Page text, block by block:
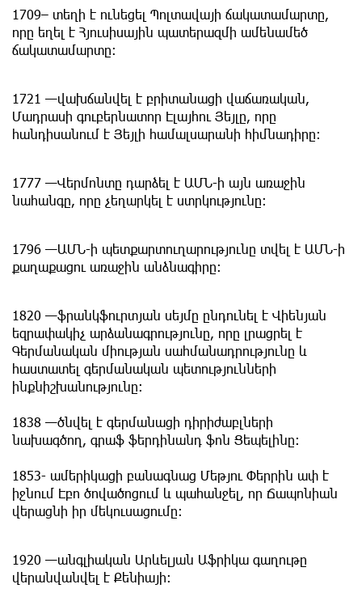
1709– տեղի է ունեցել Պոլտավայի ճակատամարտը,
որը եղել է Հյուսիսային պատերազմի ամենամեծ
ճակատամարտը:
1721 —վախճանվել է բրիտանացի վաճառական,
Մադրասի գուբերնատոր Էլայհու Յեյլը, որը
հանդիսանում է Յեյլի համալսարանի հիմնադիրը։
1777 —Վերմոնտը դարձել է ԱՄՆ-ի այն առաջին
նահանգը, որը չեղարկել է ստրկությունը։
1796 —ԱՄՆ-ի պետքարտուղարությունը տվել է ԱՄՆ-ի
քաղաքացու առաջին անձնագիրը։
1820 —ֆրանկֆուրտյան սեյմը ընդունել է Վիենյան
եզրափակիչ արձանագրությունը, որը լրացրել է
Գերմանական միության սահմանադրությունը և
հաստատել գերմանական պետությունների
ինքնիշխանությունը։
1838 —ծնվել է գերմանացի դիրիժաբլների
նախագծող, գրաֆ ֆերդինանդ ֆոն Ցեպելինը։
1853- ամերիկացի բանագնաց Մեթյու Փերրին ափ է
իջնում Էբո ծովածոցում և պահանջել, որ Ճապոնիան
վերացնի իր մեկուսացումը։
1920 —անգլիական Արևելյան Աֆրիկա գաղութը
վերանվանվել է Քենիայի։